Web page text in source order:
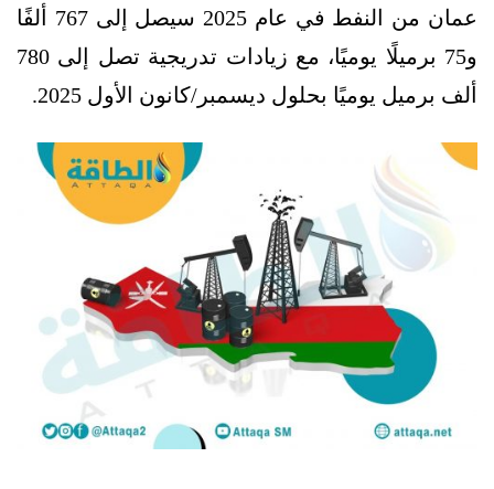
عمان من النفط في عام 2025 سيصل إلى 767 ألفًا
و75 برميلًا يوميًا، مع زيادات تدريجية تصل إلى 780
ألف برميل يوميًا بحلول ديسمبر/كانون الأول 2025.